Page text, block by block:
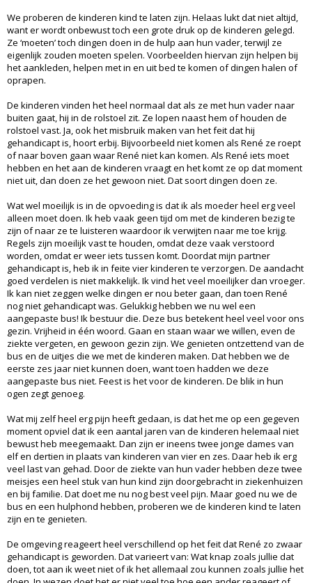
We proberen de kinderen kind te laten zijn. Helaas lukt dat niet altijd,
want er wordt onbewust toch een grote druk op de kinderen gelegd.
Ze ‘moeten’ toch dingen doen in de hulp aan hun vader, terwijl ze
eigenlijk zouden moeten spelen. Voorbeelden hiervan zijn helpen bij
het aankleden, helpen met in en uit bed te komen of dingen halen of
oprapen.
De kinderen vinden het heel normaal dat als ze met hun vader naar
buiten gaat, hij in de rolstoel zit. Ze lopen naast hem of houden de
rolstoel vast. Ja, ook het misbruik maken van het feit dat hij
gehandicapt is, hoort erbij. Bijvoorbeeld niet komen als René ze roept
of naar boven gaan waar René niet kan komen. Als René iets moet
hebben en het aan de kinderen vraagt en het komt ze op dat moment
niet uit, dan doen ze het gewoon niet. Dat soort dingen doen ze.
Wat wel moeilijk is in de opvoeding is dat ik als moeder heel erg veel
alleen moet doen. Ik heb vaak geen tijd om met de kinderen bezig te
zijn of naar ze te luisteren waardoor ik verwijten naar me toe krijg.
Regels zijn moeilijk vast te houden, omdat deze vaak verstoord
worden, omdat er weer iets tussen komt. Doordat mijn partner
gehandicapt is, heb ik in feite vier kinderen te verzorgen. De aandacht
goed verdelen is niet makkelijk. Ik vind het veel moeilijker dan vroeger.
Ik kan niet zeggen welke dingen er nou beter gaan, dan toen René
nog niet gehandicapt was. Gelukkig hebben we nu wel een
aangepaste bus! Ik bestuur die. Deze bus betekent heel veel voor ons
gezin. Vrijheid in één woord. Gaan en staan waar we willen, even de
ziekte vergeten, en gewoon gezin zijn. We genieten ontzettend van de
bus en de uitjes die we met de kinderen maken. Dat hebben we de
eerste zes jaar niet kunnen doen, want toen hadden we deze
aangepaste bus niet. Feest is het voor de kinderen. De blik in hun
ogen zegt genoeg.
Wat mij zelf heel erg pijn heeft gedaan, is dat het me op een gegeven
moment opviel dat ik een aantal jaren van de kinderen helemaal niet
bewust heb meegemaakt. Dan zijn er ineens twee jonge dames van
elf en dertien in plaats van kinderen van vier en zes. Daar heb ik erg
veel last van gehad. Door de ziekte van hun vader hebben deze twee
meisjes een heel stuk van hun kind zijn doorgebracht in ziekenhuizen
en bij familie. Dat doet me nu nog best veel pijn. Maar goed nu we de
bus en een hulphond hebben, proberen we de kinderen kind te laten
zijn en te genieten.
De omgeving reageert heel verschillend op het feit dat René zo zwaar
gehandicapt is geworden. Dat varieert van: Wat knap zoals jullie dat
doen, tot aan ik weet niet of ik het allemaal zou kunnen zoals jullie het